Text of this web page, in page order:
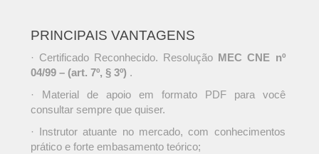
PRINCIPAIS VANTAGENS
· Certificado Reconhecido. Resolução MEC CNE nº
04/99 – (art. 7º, § 3º) .
· Material de apoio em formato PDF para você
consultar sempre que quiser.
· Instrutor atuante no mercado, com conhecimentos
prático e forte embasamento teórico;